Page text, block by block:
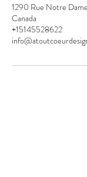
1290 Rue Notre
Canada
+15145528622